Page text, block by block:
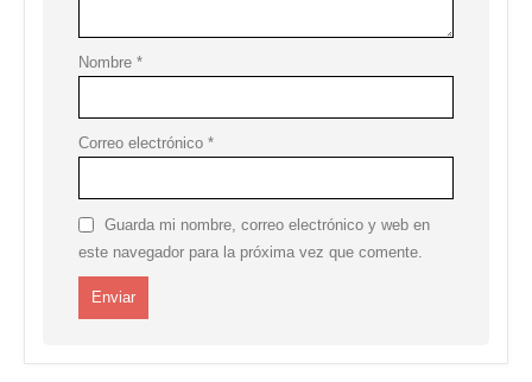
Nombre *
Correo electrónico *
Guarda mi nombre, correo electrónico y web en
este navegador para la próxima vez que comente.